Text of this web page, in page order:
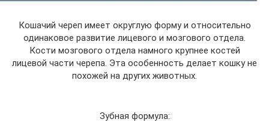
Кошачий череп имеет округлую форму и относительно
одинаковое развитие лицевого и мозгового отдела.
Кости мозгового отдела намного крупнее костей
лицевой части черепа. Эта особенность делает кошку не
похожей на других животных.
Зубная формула: